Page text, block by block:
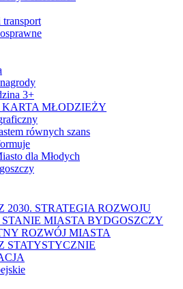
3+
MŁODZIEŻY
równych szans
dla Młodych
2030. STRATEGIA ROZWOJU
STANIE MIASTA BYDGOSZCZY
ROZWÓJ MIASTA
STATYSTYCZNIE